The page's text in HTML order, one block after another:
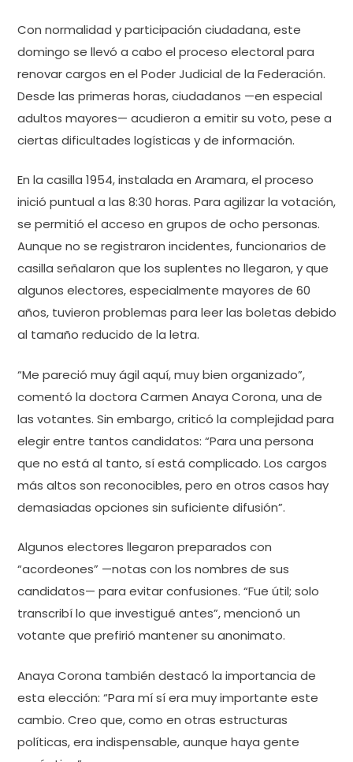
Con normalidad y participación ciudadana, este
domingo se llevó a cabo el proceso electoral para
renovar cargos en el Poder Judicial de la Federación.
Desde las primeras horas, ciudadanos —en especial
adultos mayores— acudieron a emitir su voto, pese a
ciertas dificultades logísticas y de información.
En la casilla 1954, instalada en Aramara, el proceso
inició puntual a las 8:30 horas. Para agilizar la votación,
se permitió el acceso en grupos de ocho personas.
Aunque no se registraron incidentes, funcionarios de
casilla señalaron que los suplentes no llegaron, y que
algunos electores, especialmente mayores de 60
años, tuvieron problemas para leer las boletas debido
al tamaño reducido de la letra.
“Me pareció muy ágil aquí, muy bien organizado”,
comentó la doctora Carmen Anaya Corona, una de
las votantes. Sin embargo, criticó la complejidad para
elegir entre tantos candidatos: “Para una persona
que no está al tanto, sí está complicado. Los cargos
más altos son reconocibles, pero en otros casos hay
demasiadas opciones sin suficiente difusión”.
Algunos electores llegaron preparados con
“acordeones” —notas con los nombres de sus
candidatos— para evitar confusiones. “Fue útil; solo
transcribí lo que investigué antes”, mencionó un
votante que prefirió mantener su anonimato.
Anaya Corona también destacó la importancia de
esta elección: “Para mí sí era muy importante este
cambio. Creo que, como en otras estructuras
políticas, era indispensable, aunque haya gente